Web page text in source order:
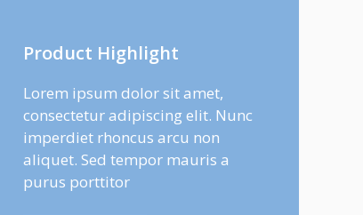
Product Highlight
Lorem ipsum dolor sit amet,
consectetur adipiscing elit. Nunc
imperdiet rhoncus arcu non
aliquet. Sed tempor mauris a
purus porttitor